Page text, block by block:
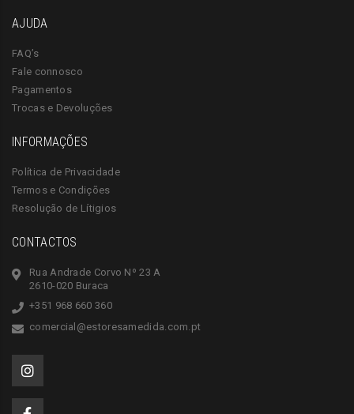
AJUDA
FAQ’s
Fale connosco
Pagamentos
Trocas e Devoluções
INFORMAÇÕES
Política de Privacidade
Termos e Condições
Resolução de Lítigios
CONTACTOS
Rua Andrade Corvo Nº 23 A
2610-020 Buraca
+351 968 660 360
comercial@estoresamedida.com.pt